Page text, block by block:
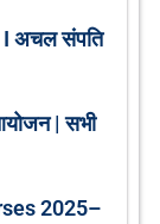
अचल संपति
| सभी
2025–